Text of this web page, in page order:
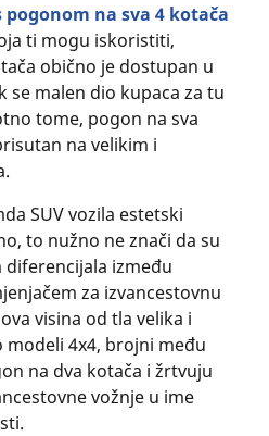
pogonom na sva 4 kotača
ti mogu iskoristiti,
obično je dostupan u
se malen dio kupaca za tu
tome, pogon na sva
na velikim i
SUV vozila estetski
to nužno ne znači da su
između
za izvancestovnu
visina od tla velika i
4x4, brojni među
na dva kotača i žrtvuju
vožnje u ime